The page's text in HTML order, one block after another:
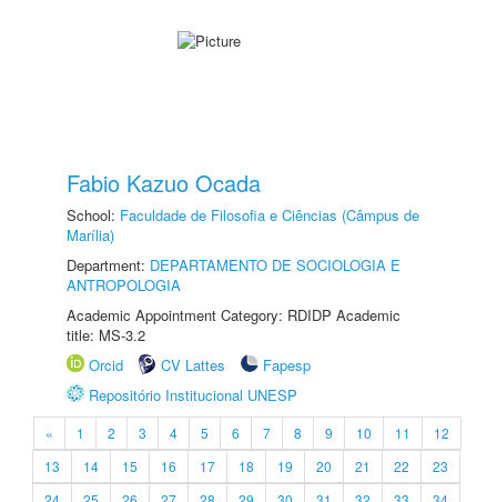
Fabio Kazuo Ocada
School: Faculdade de Filosofia e Ciências (Câmpus de
Marília)
Department: DEPARTAMENTO DE SOCIOLOGIA E
ANTROPOLOGIA
Academic Appointment Category: RDIDP Academic
title: MS-3.2
Orcid
CV Lattes
Fapesp
Repositório Institucional UNESP
« 1 2 3 4 5 6 7 8 9 10 11
12
13
14 15 16 17 18 19 20 21 22
23